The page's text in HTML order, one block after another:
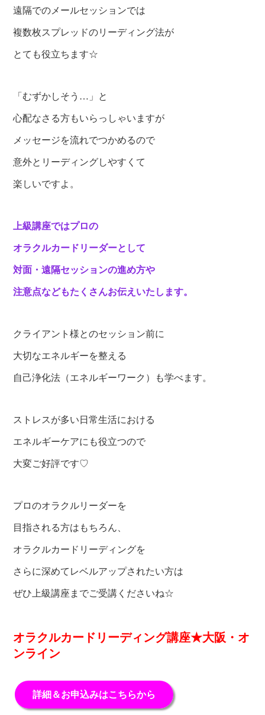
遠隔でのメールセッションでは
複数枚スプレッドのリーディング法が
とても役立ちます☆
「むずかしそう…」と
心配なさる方もいらっしゃいますが
メッセージを流れでつかめるので
意外とリーディングしやすくて
楽しいですよ。
上級講座ではプロの
オラクルカードリーダーとして
対面・遠隔セッションの進め方や
注意点などもたくさんお伝えいたします。
クライアント様とのセッション前に
大切なエネルギーを整える
自己浄化法（エネルギーワーク）も学べます。
ストレスが多い日常生活における
エネルギーケアにも役立つので
大変ご好評です♡
プロのオラクルリーダーを
目指される方はもちろん、
オラクルカードリーディングを
さらに深めてレベルアップされたい方は
ぜひ上級講座までご受講くださいね☆
オラクルカードリーディング講座★大阪・オ
ンライン
詳細＆お申込みはこちらから